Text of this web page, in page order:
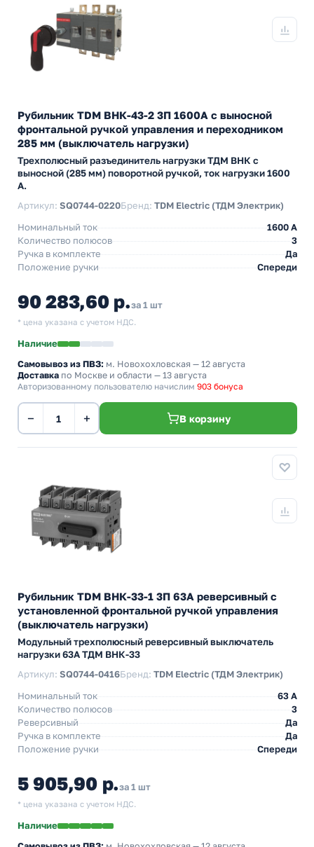
Рубильник TDM ВНК-43-2 3П 1600А с выносной
фронтальной ручкой управления и переходником
285 мм (выключатель нагрузки)
Трехполюсный разъединитель нагрузки ТДМ ВНК с
выносной (285 мм) поворотной ручкой, ток нагрузки 1600
А.
Артикул: SQ0744-0220Бренд: TDM Electric (ТДМ Электрик)
Номинальный ток
1600 A
Количество полюсов
3
Ручка в комплекте
Да
Положение ручки
Спереди
90 283,60 р.за 1 шт
* цена указана с учетом НДС.
Наличие
Самовывоз из ПВЗ: м. Новохохловская — 12 августа
Доставка по Москве и области — 13 августа
Авторизованному пользователю начислим 903 бонуса
− + В корзину
Рубильник TDM ВНК-33-1 3П 63А реверсивный с
установленной фронтальной ручкой управления
(выключатель нагрузки)
Модульный трехполюсный реверсивный выключатель
нагрузки 63А ТДМ ВНК-33
Артикул: SQ0744-0416Бренд: TDM Electric (ТДМ Электрик)
Номинальный ток
63 A
Количество полюсов
3
Реверсивный
Да
Ручка в комплекте
Да
Положение ручки
Спереди
5 905,90 р.за 1 шт
* цена указана с учетом НДС.
Наличие